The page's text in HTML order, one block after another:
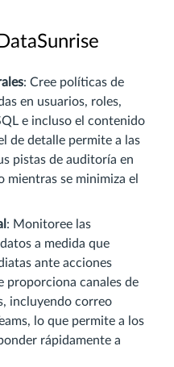
: Cree políticas de
en usuarios, roles,
e incluso el contenido
de detalle permite a las
pistas de auditoría en
mientras se minimiza el
: Monitoree las
a medida que
ante acciones
proporciona canales de
incluyendo correo
lo que permite a los
rápidamente a